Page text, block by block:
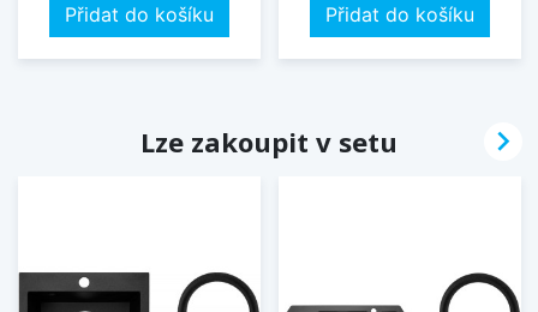
Přidat do košíku Přidat do košíku
Lze zakoupit v setu 